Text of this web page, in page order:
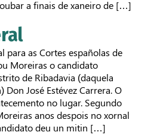
a finais de xaneiro de […]
para as Cortes españolas de
Moreiras o candidato
de Ribadavia (daquela
Don José Estévez Carrera. O
no lugar. Segundo
anos despois no xornal
deu un mitin […]